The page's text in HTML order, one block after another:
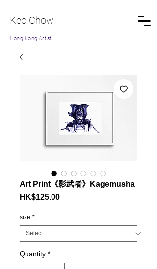
Keo Chow
Hong Kong Artist
Art Print《影武者》Kagemusha
HK$125.00Price
size *
Quantity *